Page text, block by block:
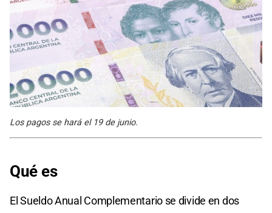
Los pagos se hará el 19 de junio.
Qué es
El Sueldo Anual Complementario se divide en dos